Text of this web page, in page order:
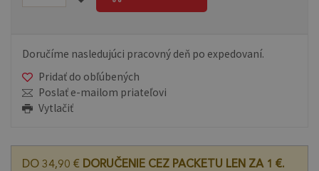
Doručíme nasledujúci pracovný deň po expedovaní.
Pridať do obľúbených
Poslať e-mailom priateľovi
Vytlačiť
DO 34,90 € DORUČENIE CEZ PACKETU LEN ZA 1 €.